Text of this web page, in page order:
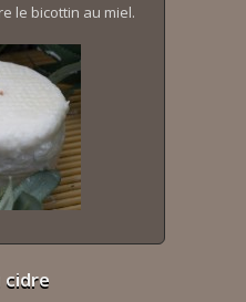
le bicottin au miel.